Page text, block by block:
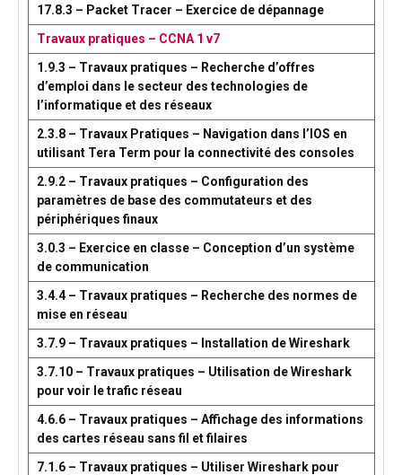
17.8.3 – Packet Tracer – Exercice de dépannage
Travaux pratiques – CCNA 1 v7
1.9.3 – Travaux pratiques – Recherche d’offres
d’emploi dans le secteur des technologies de
l’informatique et des réseaux
2.3.8 – Travaux Pratiques – Navigation dans l’IOS en
utilisant Tera Term pour la connectivité des consoles
2.9.2 – Travaux pratiques – Configuration des
paramètres de base des commutateurs et des
périphériques finaux
3.0.3 – Exercice en classe – Conception d’un système
de communication
3.4.4 – Travaux pratiques – Recherche des normes de
mise en réseau
3.7.9 – Travaux pratiques – Installation de Wireshark
3.7.10 – Travaux pratiques – Utilisation de Wireshark
pour voir le trafic réseau
4.6.6 – Travaux pratiques – Affichage des informations
des cartes réseau sans fil et filaires
7.1.6 – Travaux pratiques – Utiliser Wireshark pour